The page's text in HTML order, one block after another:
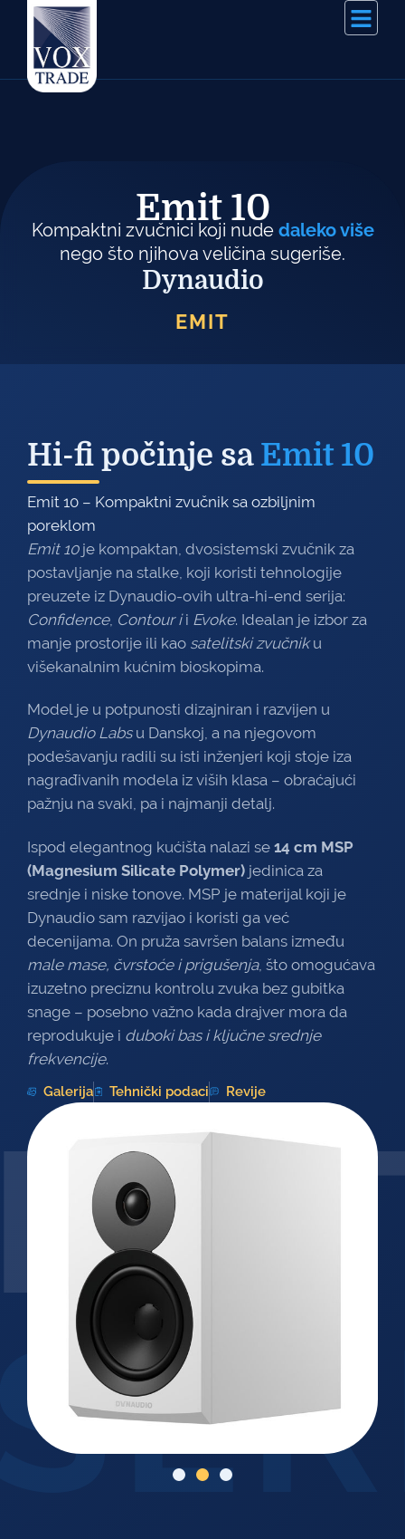
Emit 10
Kompaktni zvučnici koji nude daleko više
nego što njihova veličina sugeriše.
Dynaudio
EMIT
Hi-fi počinje sa Emit 10
Emit 10 – Kompaktni zvučnik sa ozbiljnim
poreklom
Emit 10je kompaktan, dvosistemski zvučnik za
postavljanje na stalke, koji koristi tehnologije
preuzete iz Dynaudio-ovih ultra-hi-end serija:
Confidence, Contour ii Evoke. Idealan je izbor za
manje prostorije ili kao satelitski zvučniku
višekanalnim kućnim bioskopima.
Model je u potpunosti dizajniran i razvijen u
Dynaudio Labsu Danskoj, a na njegovom
podešavanju radili su isti inženjeri koji stoje iza
nagrađivanih modela iz viših klasa – obraćajući
pažnju na svaki, pa i najmanji detalj.
Ispod elegantnog kućišta nalazi se 14 cm MSP
(Magnesium Silicate Polymer) jedinica za
srednje i niske tonove. MSP je materijal koji je
Dynaudio sam razvijao i koristi ga već
decenijama. On pruža savršen balans između
male mase, čvrstoće i prigušenja, što omogućava
izuzetno preciznu kontrolu zvuka bez gubitka
snage – posebno važno kada drajver mora da
reprodukuje i duboki bas i ključne srednje
frekvencije.
Galerija Tehnički podaci Revije